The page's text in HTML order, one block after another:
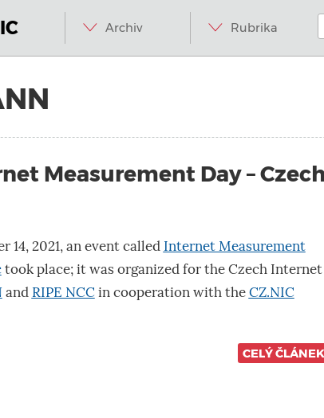
obsah
Archiv Rubrika
Measurement Day – Czech
14, 2021, an event called Internet Measurement
took place; it was organized for the Czech Internet
and RIPE NCCin cooperation with theCZ.NIC
CELÝ ČLÁNEK